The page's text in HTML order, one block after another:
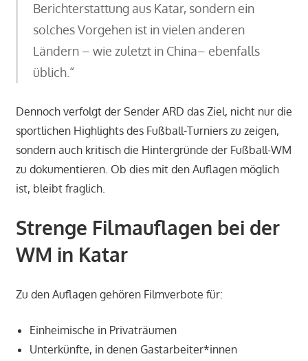
Berichterstattung aus Katar, sondern ein
solches Vorgehen ist in vielen anderen
Ländern – wie zuletzt in China– ebenfalls
üblich.“
Dennoch verfolgt der Sender ARD das Ziel, nicht nur die
sportlichen Highlights des Fußball-Turniers zu zeigen,
sondern auch kritisch die Hintergründe der Fußball-WM
zu dokumentieren. Ob dies mit den Auflagen möglich
ist, bleibt fraglich.
Strenge Filmauflagen bei der
WM in Katar
Zu den Auflagen gehören Filmverbote für:
Einheimische in Privaträumen
Unterkünfte, in denen Gastarbeiter*innen